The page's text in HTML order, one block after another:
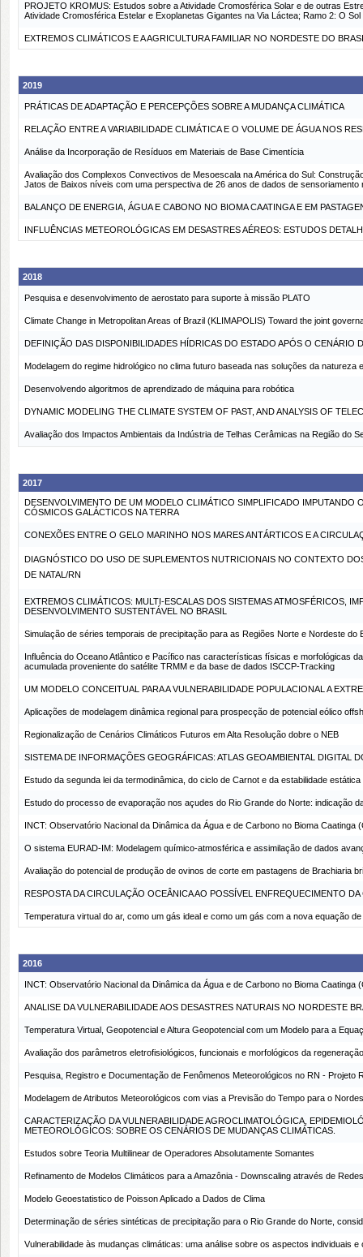
PROJETO KROMUS: Estudos sobre a Atividade Cromosférica Solar e de outras
Atividade Cromosférica Estelar e Exoplanetas Gigantes na Via Láctea; Ramo 2: O
EXTREMOS CLIMÁTICOS E A AGRICULTURA FAMILIAR NO NORDESTE DO
2019
PRÁTICAS DE ADAPTAÇÃO E PERCEPÇÕES SOBRE A MUDANÇA CLIMÁTICA
RELAÇÃO ENTRE A VARIABILIDADE CLIMÁTICA E O VOLUME DE ÁGUA NOS
Análise da Incorporação de Resíduos em Materiais de Base Cimentícia
Avaliação dos Complexos Convectivos de Mesoescala na América do Sul:
Jatos de Baixos níveis com uma perspectiva de 26 anos de dados de sensoriamento
BALANÇO DE ENERGIA, ÁGUA E CABONO NO BIOMA CAATINGA E EM
INFLUÊNCIAS METEOROLÓGICAS EM DESASTRES AÉREOS: ESTUDOS
2018
Pesquisa e desenvolvimento de aerostato para suporte à missão PLATO
Climate Change in Metropolitan Areas of Brazil (KLIMAPOLIS) Toward the joint
DEFINIÇÃO DAS DISPONIBILIDADES HÍDRICAS DO ESTADO APÓS O CENÁRIO
Modelagem do regime hidrológico no clima futuro baseada nas soluções da natureza
Desenvolvendo algoritmos de aprendizado de máquina para robótica
DYNAMIC MODELING THE CLIMATE SYSTEM OF PAST, AND ANALYSIS OF
Avaliação dos Impactos Ambientais da Indústria de Telhas Cerâmicas na Região do
2017
DESENVOLVIMENTO DE UM MODELO CLIMÁTICO SIMPLIFICADO IMPUTANDO
CÓSMICOS GALÁCTICOS NA TERRA
CONEXÕES ENTRE O GELO MARINHO NOS MARES ANTÁRTICOS E A
DIAGNÓSTICO DO USO DE SUPLEMENTOS NUTRICIONAIS NO CONTEXTO
DE NATAL/RN
EXTREMOS CLIMÁTICOS: MULTI-ESCALAS DOS SISTEMAS ATMOSFÉRICOS,
DESENVOLVIMENTO SUSTENTÁVEL NO BRASIL
Simulação de séries temporais de precipitação para as Regiões Norte e Nordeste
Influência do Oceano Atlântico e Pacífico nas características físicas e morfológicas
acumulada proveniente do satélite TRMM e da base de dados ISCCP-Tracking
UM MODELO CONCEITUAL PARA A VULNERABILIDADE POPULACIONAL A
Aplicações de modelagem dinâmica regional para prospecção de potencial eólico
Regionalização de Cenários Climáticos Futuros em Alta Resolução dobre o NEB
SISTEMA DE INFORMAÇÕES GEOGRÁFICAS: ATLAS GEOAMBIENTAL DIGITAL
Estudo da segunda lei da termodinâmica, do ciclo de Carnot e da estabilidade
Estudo do processo de evaporação nos açudes do Rio Grande do Norte: indicação
INCT: Observatório Nacional da Dinâmica da Água e de Carbono no Bioma Caatinga
O sistema EURAD-IM: Modelagem químico-atmosférica e assimilação de dados
Avaliação do potencial de produção de ovinos de corte em pastagens de Brachiaria
RESPOSTA DA CIRCULAÇÃO OCEÂNICA AO POSSÍVEL ENFREQUECIMENTO
Temperatura virtual do ar, como um gás ideal e como um gás com a nova equação
2016
INCT: Observatório Nacional da Dinâmica da Água e de Carbono no Bioma Caatinga
ANALISE DA VULNERABILIDADE AOS DESASTRES NATURAIS NO NORDESTE
Temperatura Virtual, Geopotencial e Altura Geopotencial com um Modelo para a
Avaliação dos parâmetros eletrofisiológicos, funcionais e morfológicos da
Pesquisa, Registro e Documentação de Fenômenos Meteorológicos no RN - Projeto
Modelagem de Atributos Meteorológicos com vias a Previsão do Tempo para o
CARACTERIZAÇÃO DA VULNERABILIDADE AGROCLIMATOLÓGICA,
METEOROLÓGICOS: SOBRE OS CENÁRIOS DE MUDANÇAS CLIMÁTICAS.
Estudos sobre Teoria Multilinear de Operadores Absolutamente Somantes
Refinamento de Modelos Climáticos para a Amazônia - Downscaling através de
Modelo Geoestatistico de Poisson Aplicado a Dados de Clima
Determinação de séries sintéticas de precipitação para o Rio Grande do Norte,
Vulnerabilidade às mudanças climáticas: uma análise sobre os aspectos individuais e